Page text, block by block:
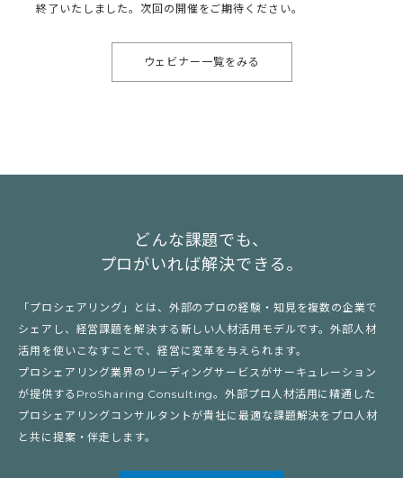
終了いたしました。次回の開催をご期待ください。
ウェビナー一覧をみる
どんな課題でも、
プロがいれば解決できる。
「プロシェアリング」とは、外部のプロの経験・知見を複数の企業で
シェアし、経営課題を解決する新しい人材活用モデルです。外部人材
活用を使いこなすことで、経営に変革を与えられます。
プロシェアリング業界のリーディングサービスがサーキュレーション
が提供するProSharing Consulting。外部プロ人材活用に精通した
プロシェアリングコンサルタントが貴社に最適な課題解決をプロ人材
と共に提案・伴走します。